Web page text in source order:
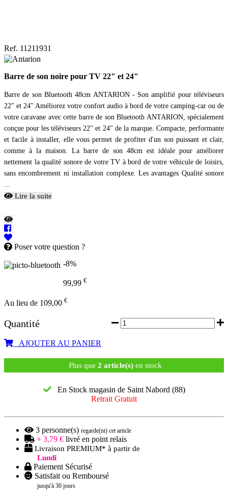
Ref. 11211931
Barre de son noire pour TV 22" et 24"
Barre de son Bluetooth 48cm ANTARION - Son amplifié pour téléviseurs
22" et 24" Améliorez votre confort audio à bord de votre camping-car ou de
votre caravane avec cette barre de son Bluetooth ANTARION, spécialement
conçue pour les téléviseurs 22" et 24" de la marque. Compacte, performante
et facile à installer, elle vous permet de profiter d'un son puissant et clair,
comme à la maison. La barre de son 48cm est idéale pour améliorer
nettement la qualité sonore de votre TV à bord de votre véhicule de loisirs,
sans encombrement ni installation complexe. Les avantages Qualité sonore
...
Lire la suite
Poser votre question ?
-8%
99,99 €
Au lieu de 109,00 €
Quantité
AJOUTER AU PANIER
Plus que 2 article(s)en stock
En Stock magasin de Saint Nabord (88)
Retrait Gratuit
3 personne(s) regarde(nt) cet article
+ 3,79 € livré en point relais
Livraison PREMIUM* à partir de
Lundi
Paiement Sécurisé
Satisfait ou Remboursé
jusqu'à 30 jours